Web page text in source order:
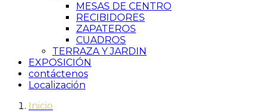
MESAS DE CENTRO
RECIBIDORES
ZAPATEROS
CUADROS
TERRAZA Y JARDIN
EXPOSICIÓN
contáctenos
Localización
Inicio